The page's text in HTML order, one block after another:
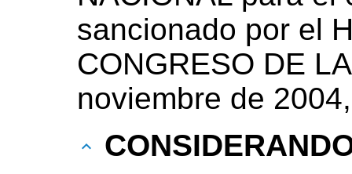
sancionado por el
CONGRESO DE
noviembre de